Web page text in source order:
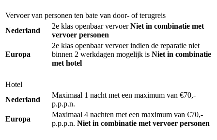
Vervoer van personen ten bate van door- of terugreis
Nederland
2e klas openbaar vervoerNiet in combinatie met
vervoer personen
Europa
2e klas openbaar vervoer indien de reparatie niet
binnen 2 werkdagen mogelijk is Niet in combinatie
met hotel
Hotel
Nederland
Maximaal 1 nacht met een maximum van €70,-
p.p.p.n.
Europa
Maximaal 4 nachten met een maximum van €70,-
p.p.p.n. Niet in combinatie met vervoer personen